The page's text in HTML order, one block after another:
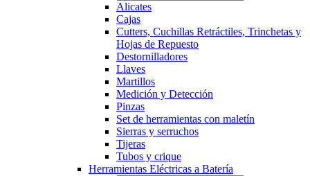
Alicates
Cajas
Cutters, Cuchillas Retráctiles, Trinchetas y
Hojas de Repuesto
Destornilladores
Llaves
Martillos
Medición y Detección
Pinzas
Set de herramientas con maletín
Sierras y serruchos
Tijeras
Tubos y crique
Herramientas Eléctricas a Batería